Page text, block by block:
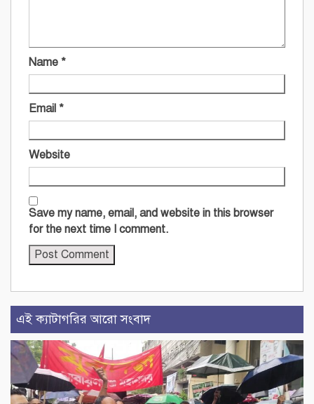
Name *
Email *
Website
Save my name, email, and website in this browser
for the next time I comment.
এই ক্যাটাগরির আরো সংবাদ